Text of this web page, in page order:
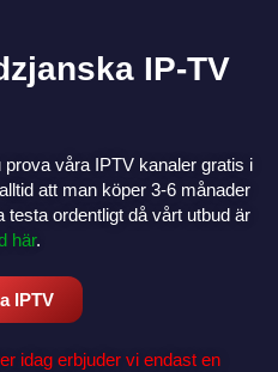
IP-TV
våra IPTV kanaler gratis i
att man köper 3-6 månader
testa ordentligt då vårt utbud är
här.
IPTV
idag erbjuder vi endast en